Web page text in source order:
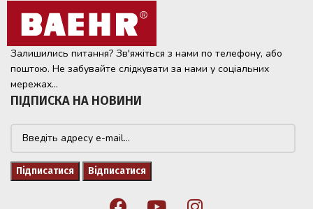
Залишились питання? Зв'яжіться з нами по телефону, або
поштою. Не забувайте слідкувати за нами у соціальних
мережах...
ПІДПИСКА НА НОВИНИ